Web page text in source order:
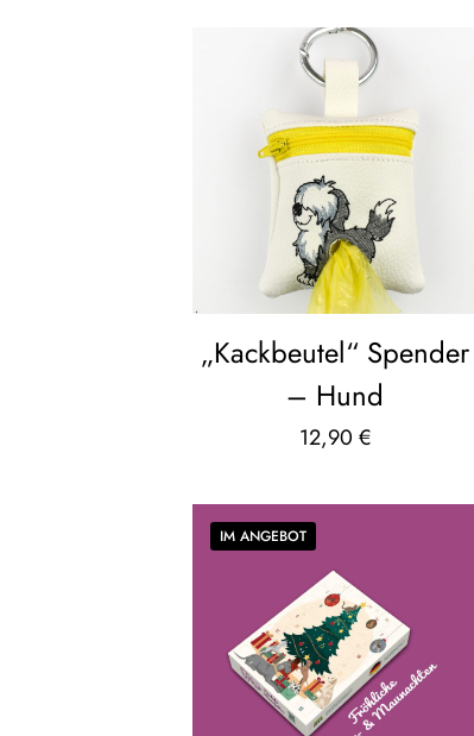
„Kackbeutel“ Spender
– Hund
12,90€
IM ANGEBOT